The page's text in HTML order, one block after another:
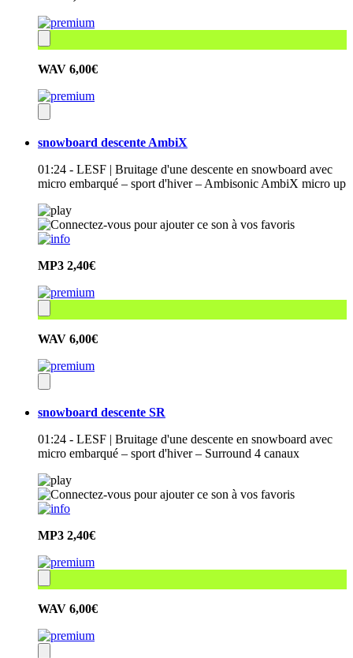
WAV 6,00€
snowboard descente AmbiX
01:24 - LESF | Bruitage d'une descente en snowboard avec
micro embarqué – sport d'hiver – Ambisonic AmbiX micro up
MP3 2,40€
WAV 6,00€
snowboard descente SR
01:24 - LESF | Bruitage d'une descente en snowboard avec
micro embarqué – sport d'hiver – Surround 4 canaux
MP3 2,40€
WAV 6,00€